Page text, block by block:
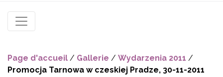
Page d'accueil / Gallerie / Wydarzenia 2011 /
Promocja Tarnowa w czeskiej Pradze, 30-11-2011